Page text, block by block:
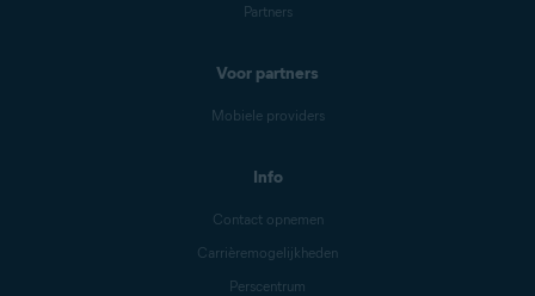
Partners
Voor partners
Mobiele providers
Info
Contact opnemen
Carrièremogelijkheden
Perscentrum